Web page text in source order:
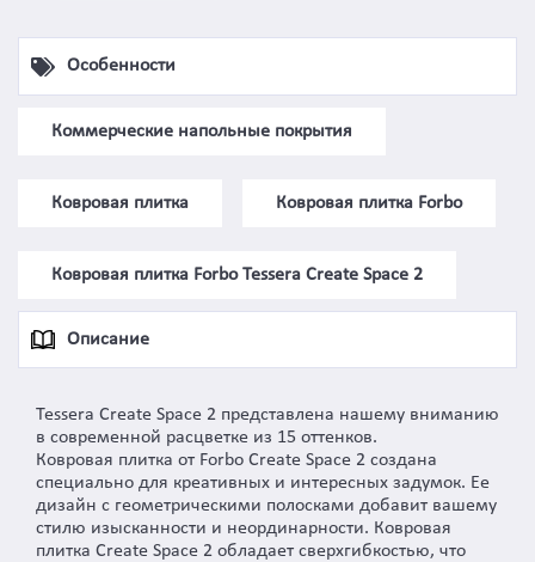
Особенности
Коммерческие напольные покрытия
Ковровая плитка Ковровая плитка Forbo
Ковровая плитка Forbo Tessera Create Space 2
Описание
Tessera Create Space 2 представлена нашему вниманию
в современной расцветке из 15 оттенков.
Ковровая плитка от Forbo Create Space 2 создана
специально для креативных и интересных задумок. Ее
дизайн с геометрическими полосками добавит вашему
стилю изысканности и неординарности. Ковровая
плитка Create Space 2 обладает сверхгибкостью, что